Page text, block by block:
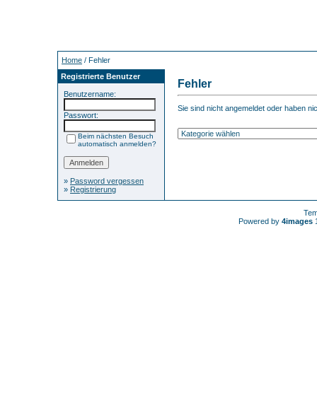
Home / Fehler
Registrierte Benutzer
Benutzername:
Passwort:
Beim nächsten Besuch
automatisch anmelden?
» Password vergessen
» Registrierung
Fehler
Sie sind nicht angemeldet oder haben
Powered by 4images